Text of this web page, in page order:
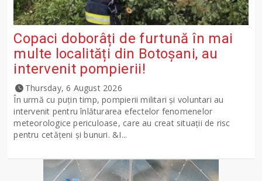
Copaci doborâți de furtună în mai
multe localități din Botoșani, au
intervenit pompierii!
Thursday, 6 August 2026
În urmă cu puțin timp, pompierii militari și voluntari au
intervenit pentru înlăturarea efectelor fenomenelor
meteorologice periculoase, care au creat situații de risc
pentru cetățeni și bunuri. &I...